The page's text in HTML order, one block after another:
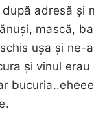
adresă și
mască,
ușa și ne-
și vinul